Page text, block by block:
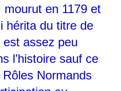
mourut en 1179 et
hérita du titre de
assez peu
l’histoire sauf ce
Normands